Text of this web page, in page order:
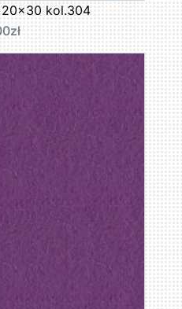
20x30 kol.304